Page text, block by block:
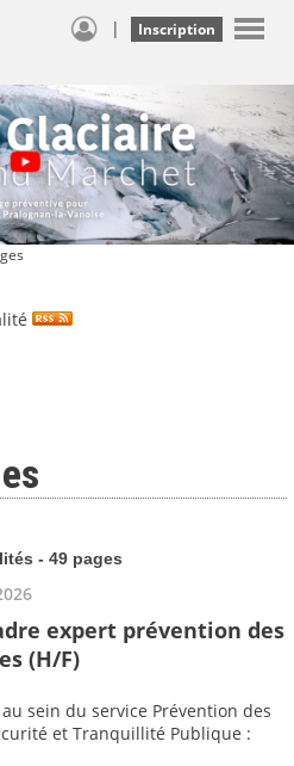
| Inscription
- 49 pages
expert prévention des
(H/F)
sein du service Prévention des
et Tranquillité Publique :